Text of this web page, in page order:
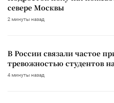
севере Москвы
2 минуты назад
В России связали частое
тревожностью студентов
4 минуты назад